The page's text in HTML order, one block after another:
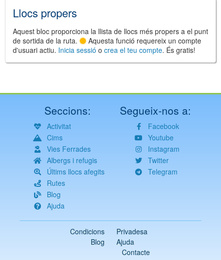
Llocs propers
Aquest bloc proporciona la llista de llocs més propers a el punt
de sortida de la ruta.
Aquesta funció requereix un compte
d'usuari actiu. Inicia sessió o crea el teu compte. És gratis!
Seccions:
Activitat
Cims
Vies Ferrades
Albergs i refugis
Últims llocs afegits
Rutes
Blog
Ajuda
Segueix-nos a:
Facebook
Youtube
Instagram
Twitter
Telegram
Condicions
Privadesa
Blog
Ajuda
Contacte